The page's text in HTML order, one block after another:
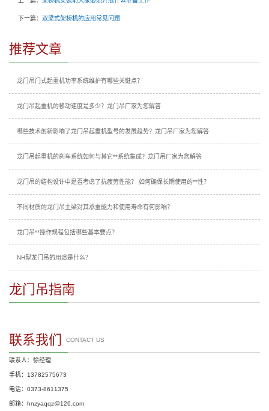
下一篇： 双梁式架桥机的应用常见问题
推荐文章
龙门吊门式起重机功率系统维护有哪些关键点？
龙门吊起重机的移动速度是多少？龙门吊厂家为您解答
哪些技术创新影响了龙门吊起重机型号的发展趋势？龙门吊厂家为您解答
龙门吊起重机的刹车系统如何与其它**系统集成？龙门吊厂家为您解答
龙门吊的结构设计中是否考虑了抗疲劳性能？ 如何确保长期使用的**性？
不同材质的龙门吊主梁对其承重能力和使用寿命有何影响？
龙门吊**操作规程包括哪些基本要点？
NH型龙门吊的用途是什么？
龙门吊指南
联系我们 CONTACT US
联系人：徐经理
手机：13782575673
电话：0373-8611375
邮箱：hnzyaqqz@126.com